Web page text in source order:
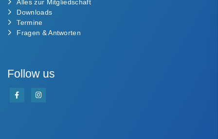
Alles zur Mitgliedschaft
Downloads
Termine
Fragen & Antworten
Follow us